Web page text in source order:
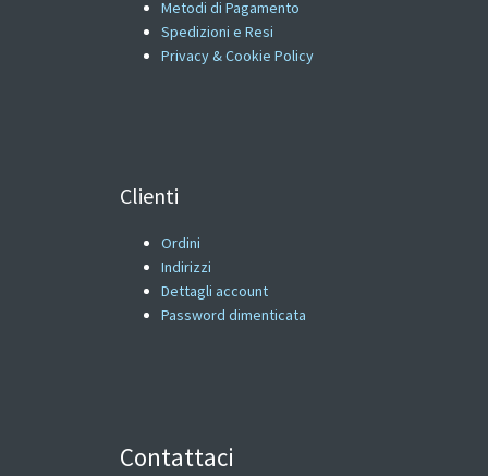
Metodi di Pagamento
Spedizioni e Resi
Privacy & Cookie Policy
Clienti
Ordini
Indirizzi
Dettagli account
Password dimenticata
Contattaci